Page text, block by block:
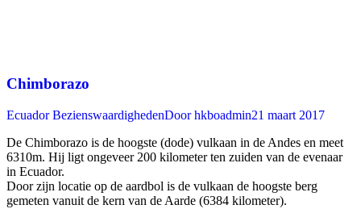
Chimborazo
Ecuador BezienswaardighedenDoorhkboadmin21 maart 2017
De Chimborazo is de hoogste (dode) vulkaan in de Andes en meet
6310m. Hij ligt ongeveer 200 kilometer ten zuiden van de evenaar
in Ecuador.
Door zijn locatie op de aardbol is de vulkaan de hoogste berg
gemeten vanuit de kern van de Aarde (6384 kilometer).